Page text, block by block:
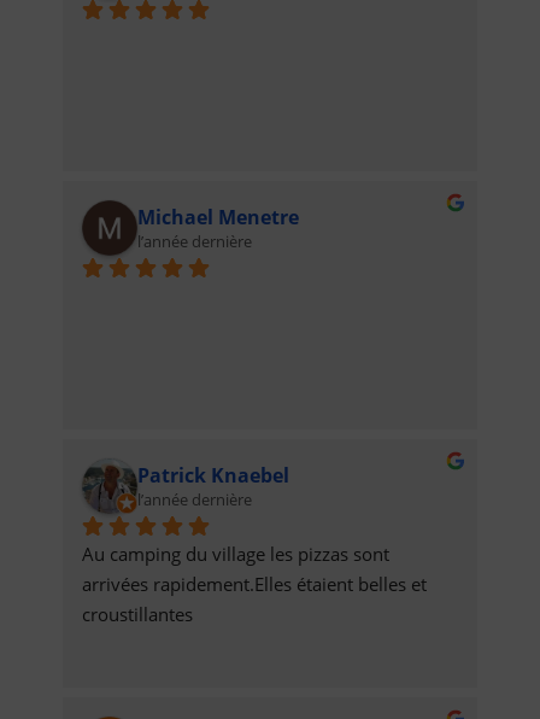
Michael Menetre
l’année dernière
Patrick Knaebel
l’année dernière
Au camping du village les pizzas sont
arrivées rapidement.Elles étaient belles et
croustillantes